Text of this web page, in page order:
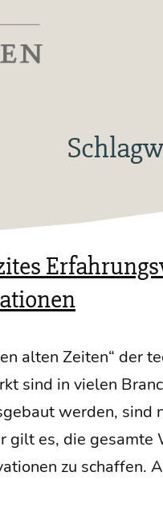
alten Zei­ten“ der
sind in vie­len
wer­den, sind
gilt es, die gesam­te
zu schaf­fen.